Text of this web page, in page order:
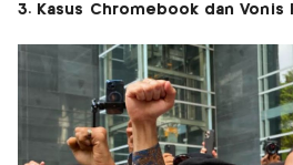
3. Kasus Chromebook dan Vonis